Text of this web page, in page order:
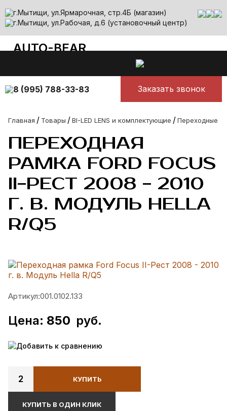
г.Мытищи, ул.Ярмарочная, стр.4Б (магазин)
г.Мытищи, ул.Рабочая, д.6 (установочный центр)
AUTO-BEAR
auto-bear@yandex.ru
8 (995) 788-33-83 Заказать звонок
Главная / Товары /BI-LED LENS и комплектующие /Переходные
ПЕРЕХОДНАЯ
РАМКА FORD FOCUS
II-РЕСТ 2008 - 2010
Г. В. МОДУЛЬ HELLA
R/Q5
Артикул:001.0102.133
Цена: 850 руб.
Добавить к сравнению
2 КУПИТЬ
КУПИТЬ В ОДИН КЛИК